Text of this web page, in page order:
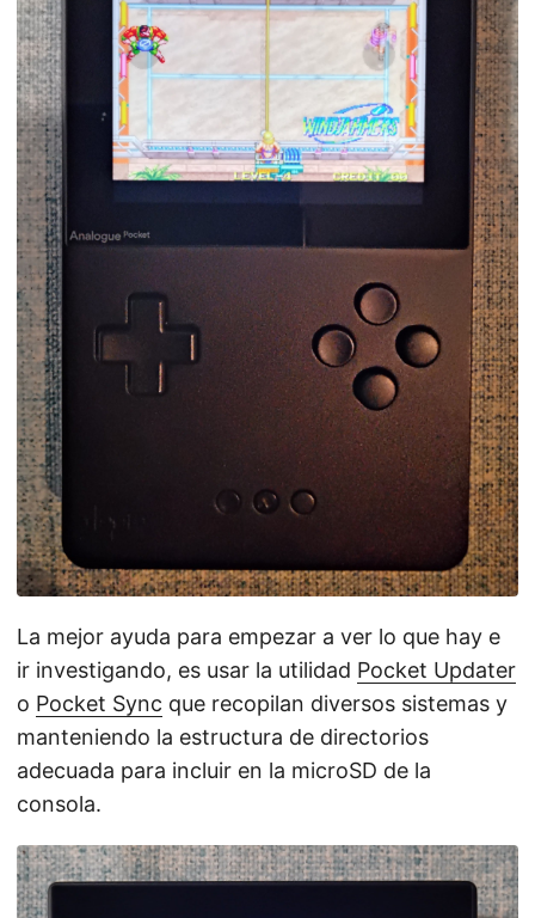
La mejor ayuda para empezar a ver lo que hay e
ir investigando, es usar la utilidad Pocket Updater
o Pocket Sync que recopilan diversos sistemas y
manteniendo la estructura de directorios
adecuada para incluir en la microSD de la
consola.